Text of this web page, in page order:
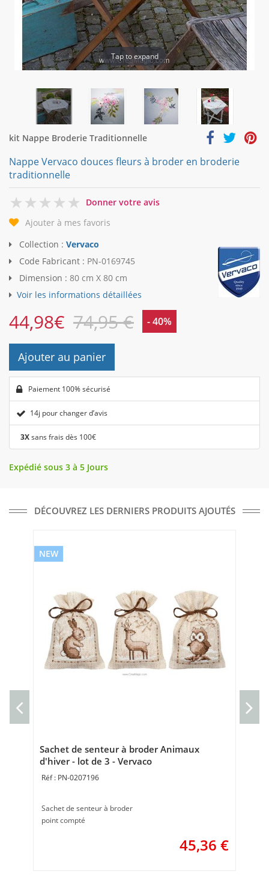
Tap to expand
kit Nappe Broderie Traditionnelle
Nappe Vervaco douces fleurs à broder en broderie
traditionnelle
0
Donner votre avis
Ajouter à mes favoris
Collection : Vervaco
Code Fabricant : PN-0169745
Dimension : 80 cm X 80 cm
Voir les informations détaillées
44,98€ 74,95 € - 40%
Ajouter au panier
Paiement 100% sécurisé
14j pour changer d’avis
3Xsans frais dès 100€
Expédié sous 3 à 5 Jours
DÉCOUVREZ LES DERNIERS PRODUITS AJOUTÉS
NEW
Sachet de senteur à broder Animaux
d'hiver - lot de 3 - Vervaco
PN-0207196
Sachet de senteur à broder
point compté
45,36 €